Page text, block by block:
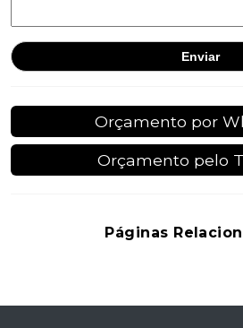
Orçamento por
Orçamento pelo
Páginas